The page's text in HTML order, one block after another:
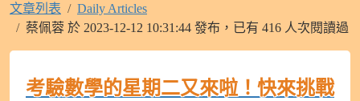
文章列表
Daily Articles
蔡佩蓉 於 2023-12-12 10:31:44 發布，已有 416 人次閱讀過
考驗數學的星期二又來啦！快來挑戰